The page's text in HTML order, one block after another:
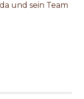
und sein Team